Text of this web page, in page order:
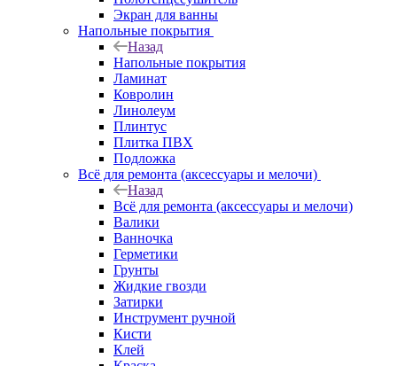
Экран для ванны
Напольные покрытия
Назад
Напольные покрытия
Ламинат
Ковролин
Линолеум
Плинтус
Плитка ПВХ
Подложка
Всё для ремонта (аксессуары и мелочи)
Назад
Всё для ремонта (аксессуары и мелочи)
Валики
Ванночка
Герметики
Грунты
Жидкие гвозди
Затирки
Инструмент ручной
Кисти
Клей